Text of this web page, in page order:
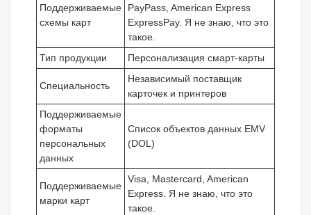
Поддерживаемые
схемы карт
PayPass, American Express
ExpressPay. Я не знаю, что это
такое.
Тип продукции
Персонализация смарт-карты
Специальность
Независимый поставщик
карточек и принтеров
Поддерживаемые
форматы
персональных
данных
Список объектов данных EMV
(DOL)
Поддерживаемые
марки карт
Visa, Mastercard, American
Express. Я не знаю, что это
такое.